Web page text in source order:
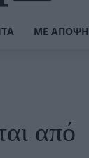
ΜΕ ΆΠΟΨΗ
από